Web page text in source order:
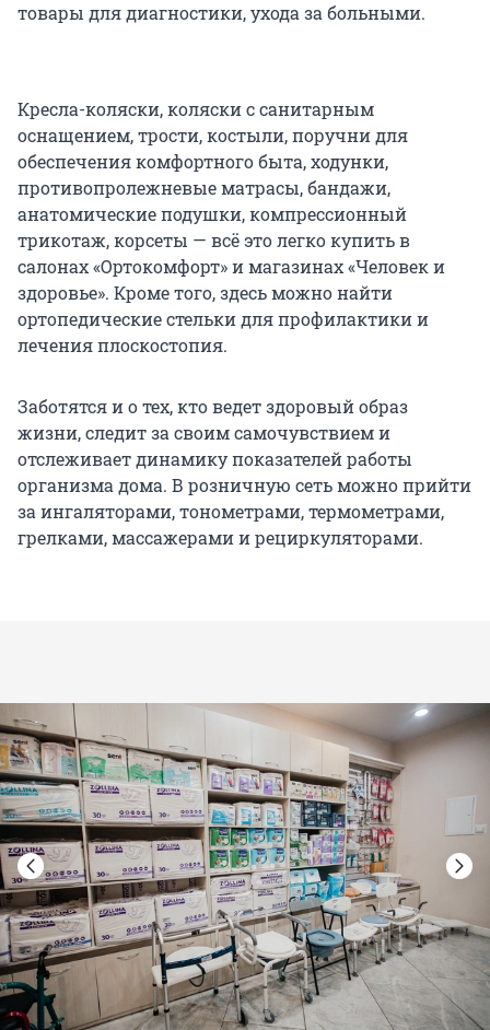
товары для диагностики, ухода за больными.
Кресла-коляски, коляски с санитарным
оснащением, трости, костыли, поручни для
обеспечения комфортного быта, ходунки,
противопролежневые матрасы, бандажи,
анатомические подушки, компрессионный
трикотаж, корсеты — всё это легко купить в
салонах «Ортокомфорт» и магазинах «Человек и
здоровье». Кроме того, здесь можно найти
ортопедические стельки для профилактики и
лечения плоскостопия.
Заботятся и о тех, кто ведет здоровый образ
жизни, следит за своим самочувствием и
отслеживает динамику показателей работы
организма дома. В розничную сеть можно прийти
за ингаляторами, тонометрами, термометрами,
грелками, массажерами и рециркуляторами.